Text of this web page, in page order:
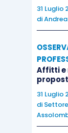
31 Luglio
di
Affitti e
31 Luglio
di